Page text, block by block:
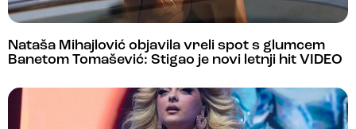
Nataša Mihajlović objavila vreli spot s glumcem
Banetom Tomašević: Stigao je novi letnji hit VIDEO